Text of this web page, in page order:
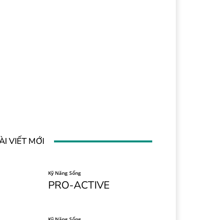
VIẾT MỚI
Kỹ Năng Sống
PRO-ACTIVE